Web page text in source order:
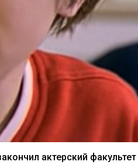
актерский